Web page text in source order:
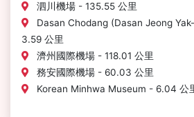
泗川機場 - 135.55 公里
Dasan Chodang (Dasan Jeong
3.59 公里
濟州國際機場 - 118.01 公里
務安國際機場 - 60.03 公里
Korean Minhwa Museum - 6.04 公